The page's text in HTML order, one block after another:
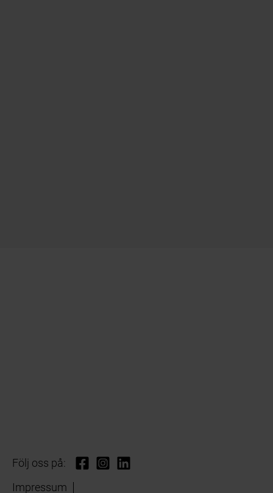
Följ oss på:
Impressum